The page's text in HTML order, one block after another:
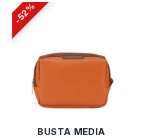
52%
BUSTA MEDIA